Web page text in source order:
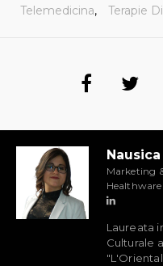
Telemedicina, Terapie
Marketing
Laureata
Culturale